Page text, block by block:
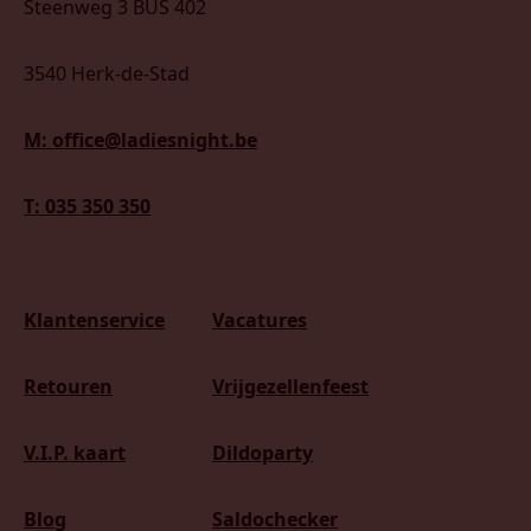
Steenweg 3 BUS 402
3540 Herk-de-Stad
M: office@ladiesnight.be
T: 035 350 350
Klantenservice
Retouren
V.I.P. kaart
Blog
Vacatures
Vrijgezellenfeest
Dildoparty
Saldochecker